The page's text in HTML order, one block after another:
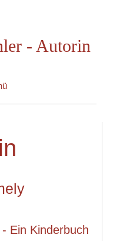
- Autorin